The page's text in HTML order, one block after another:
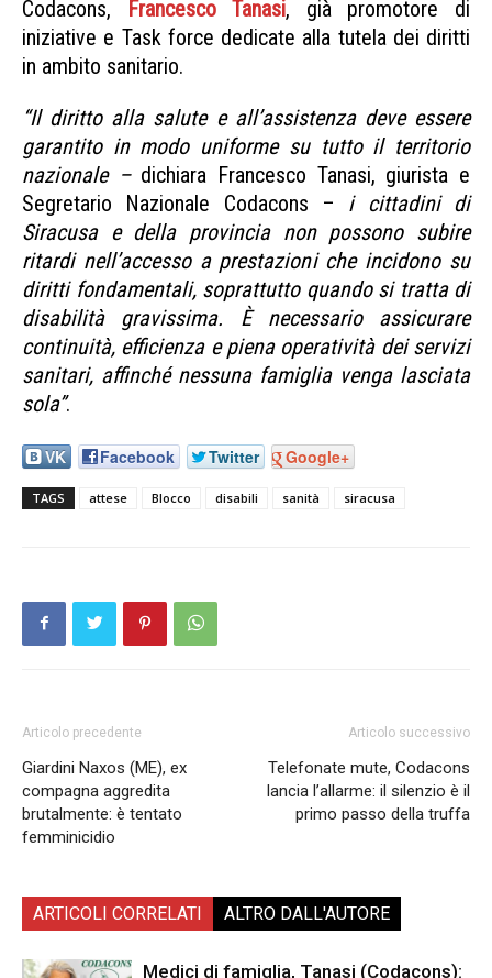
Codacons, Francesco Tanasi, già promotore di
iniziative e Task force dedicate alla tutela dei diritti
in ambito sanitario.
“Il diritto alla salute e all’assistenza deve essere
garantito in modo uniforme su tutto il territorio
nazionale – dichiara Francesco Tanasi, giurista e
Segretario Nazionale Codacons – i cittadini di
Siracusa e della provincia non possono subire
ritardi nell’accesso a prestazioni che incidono su
diritti fondamentali, soprattutto quando si tratta di
disabilità gravissima. È necessario assicurare
continuità, efficienza e piena operatività dei servizi
sanitari, affinché nessuna famiglia venga lasciata
sola”.
VK Facebook Twitter Google+
TAGS attese Blocco disabili sanità siracusa
Articolo precedente
Giardini Naxos (ME), ex
compagna aggredita
brutalmente: è tentato
femminicidio
Articolo successivo
Telefonate mute, Codacons
lancia l’allarme: il silenzio è il
primo passo della truffa
ARTICOLI CORRELATI ALTRO DALL'AUTORE
Medici di famiglia, Tanasi (Codacons):